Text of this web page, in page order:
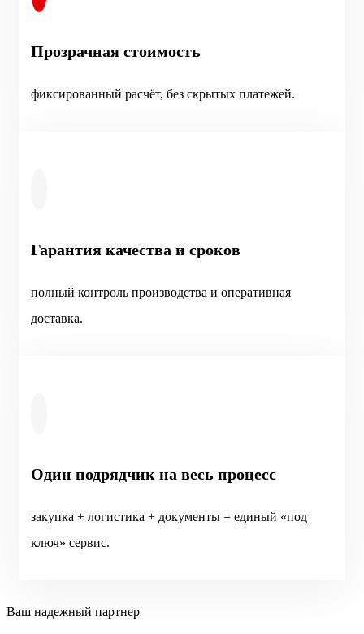
Прозрачная стоимость
фиксированный расчёт, без скрытых платежей.
Гарантия качества и сроков
полный контроль производства и оперативная
доставка.
Один подрядчик на весь процесс
закупка + логистика + документы = единый «под
ключ» сервис.
Ваш надежный партнер